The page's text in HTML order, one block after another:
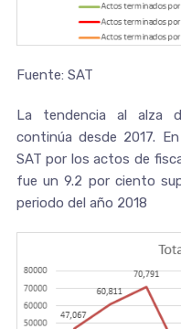
Fuente: SAT
La tendencia al alza
continúa desde 2017.
SAT por los actos de
fue un 9.2 por ciento
periodo del año 2018